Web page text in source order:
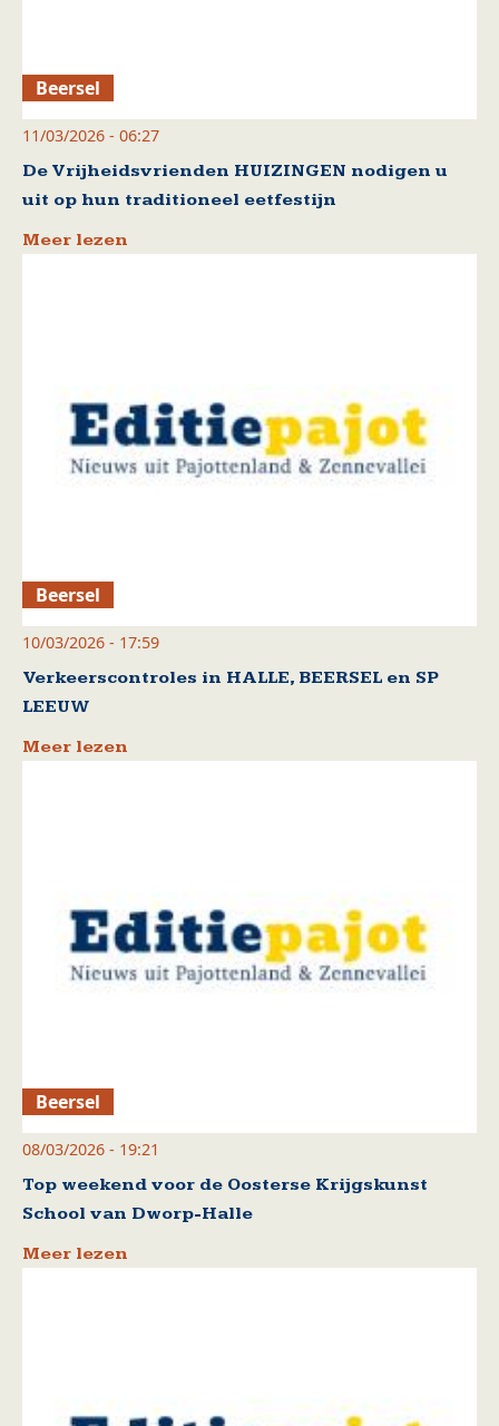
Beersel
11/03/2026 - 06:27
De Vrijheidsvrienden HUIZINGEN nodigen u
uit op hun traditioneel eetfestijn
Meer lezen
Beersel
10/03/2026 - 17:59
Verkeerscontroles in HALLE, BEERSEL en SP
LEEUW
Meer lezen
Beersel
08/03/2026 - 19:21
Top weekend voor de Oosterse Krijgskunst
School van Dworp-Halle
Meer lezen